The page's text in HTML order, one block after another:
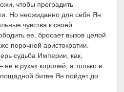
чтобы преградить
Но неожиданно для себя Ян
чувства к своей
ее, бросает вызов целой
порочной аристократии.
судьба Империи, как,
в руках королей, а только в
битве Ян пойдет до